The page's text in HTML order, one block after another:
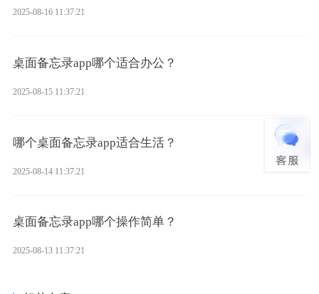
2025-08-16 11:37:21
桌面备忘录app哪个适合办公？
2025-08-15 11:37:21
哪个桌面备忘录app适合生活？
2025-08-14 11:37:21
桌面备忘录app哪个操作简单？
2025-08-13 11:37:21